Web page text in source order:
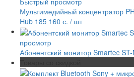
Мультимедийный концентратор
Hub 185 160 с. / шт
просмотр
Абонентский монитор Smartec